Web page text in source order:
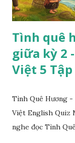
Tình quê
giữa kỳ 2
Việt 5 Tập
Tình Quê Hương
Việt English Quiz
nghe đọc Tình